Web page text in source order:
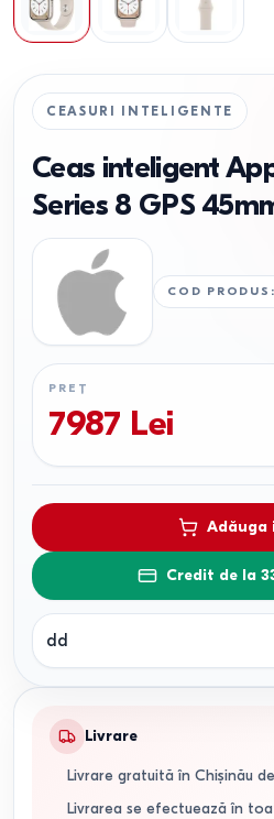
CEASURI INTELIGENTE
Ceas inteligent
Series 8 GPS
COD PRODUS
PREȚ
7987 Lei
Adăuga
Credit de la
dd
Livrare
Livrare gratuită în Chișinău
Livrarea se efectuează în